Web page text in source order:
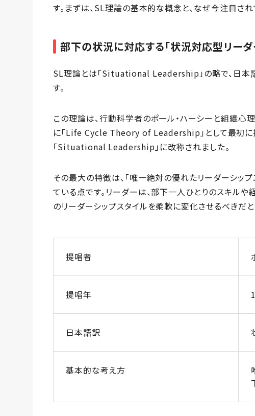
す。まずは、SL理論の基本的な概念と、なぜ今注目さ
部下の状況に対応する「状況対応型リーダ
SL理論とは「Situational Leadership」の略で、日本
す。
この理論は、行動科学者のポール・ハーシーと組織心
に「Life Cycle Theory of Leadership」として最初に
「Situational Leadership」に改称されました。
その最大の特徴は、「唯一絶対の優れたリーダーシッ
ている点です。リーダーは、部下一人ひとりのスキルや
のリーダーシップスタイルを柔軟に変化させるべきだと
提唱者
提唱年
日本語訳
基本的な考え方